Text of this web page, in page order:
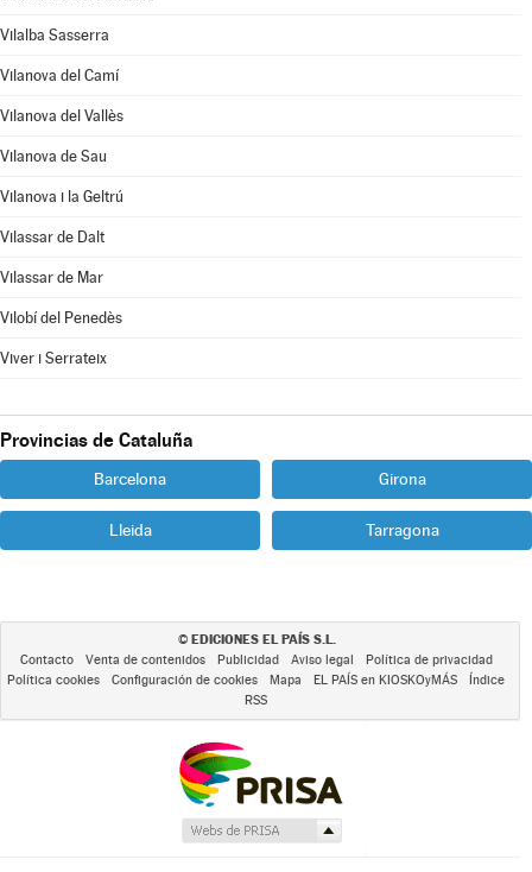
Vilalba Sasserra
Vilanova del Camí
Vilanova del Vallès
Vilanova de Sau
Vilanova i la Geltrú
Vilassar de Dalt
Vilassar de Mar
Vilobí del Penedès
Viver i Serrateix
Provincias de Cataluña
Barcelona Girona
Lleida Tarragona
© EDICIONES EL PAÍS S.L.
Contacto Venta de contenidos Publicidad Aviso legal
Política de privacidad
Política cookies
Configuración de cookies Mapa EL PAÍS en KIOSKOyMÁS
Índice
RSS